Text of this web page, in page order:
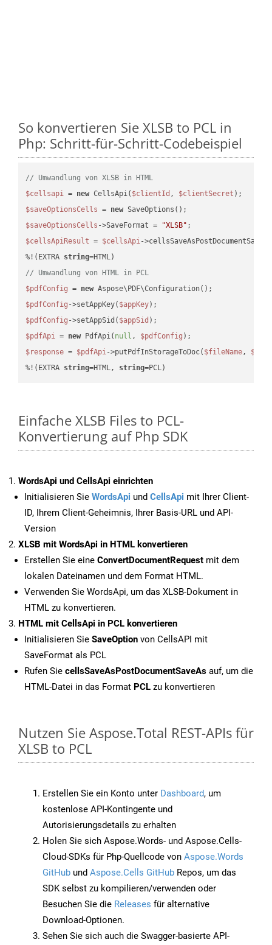
So konvertieren Sie XLSB to PCL in
Php: Schritt-für-Schritt-Codebeispiel
// Umwandlung von XLSB in HTML
$cellsapi = new CellsApi( $clientId , $clientSecret
$saveOptionsCells = new
$saveOptionsCells ->SaveFormat = "XLSB"
$cellsApiResult = $cellsApi-
%!(EXTRA string
// Umwandlung von HTML in PCL
$pdfConfig = new
$pdfConfig ->setAppKey( $appKey
$pdfConfig ->setAppSid( $appSid
$pdfApi = new PdfApi( null , $pdfConfig
$response = $pdfApi->putPdfInStorageToDoc( $fileName,
%!(EXTRA string=HTML, string=PCL)
Einfache XLSB Files to PCL-
Konvertierung auf Php SDK
WordsApi und CellsApi einrichten
Initialisieren Sie WordsApi und CellsApi mit Ihrer Client-
ID, Ihrem Client-Geheimnis, Ihrer Basis-URL und API-
Version
XLSB mit WordsApi in HTML konvertieren
Erstellen Sie eine ConvertDocumentRequest mit dem
lokalen Dateinamen und dem Format HTML.
Verwenden Sie WordsApi, um das XLSB-Dokument in
HTML zu konvertieren.
HTML mit CellsApi in PCL konvertieren
Initialisieren Sie SaveOption von CellsAPI mit
SaveFormat als PCL
Rufen Sie cellsSaveAsPostDocumentSaveAs auf, um die
HTML-Datei in das Format PCL zu konvertieren
Nutzen Sie Aspose.Total REST-APIs für
XLSB to PCL
Erstellen Sie ein Konto unter Dashboard, um
kostenlose API-Kontingente und
Autorisierungsdetails zu erhalten
Holen Sie sich Aspose.Words- und Aspose.Cells-
Cloud-SDKs für Php-Quellcode von Aspose.Words
GitHub und Aspose.Cells GitHub Repos, um das
SDK selbst zu kompilieren/verwenden oder
Besuchen Sie die Releases für alternative
Download-Optionen.
Sehen Sie sich auch die Swagger-basierte API-